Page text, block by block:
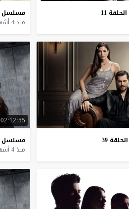
الحلقة 11
مسلسل
منذ 4 أشهر
الحلقة 39
02:12:55
مسلسل
منذ 4 أشهر